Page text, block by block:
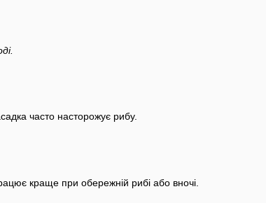
часто насторожує рибу.
краще при обережній рибі або вночі.